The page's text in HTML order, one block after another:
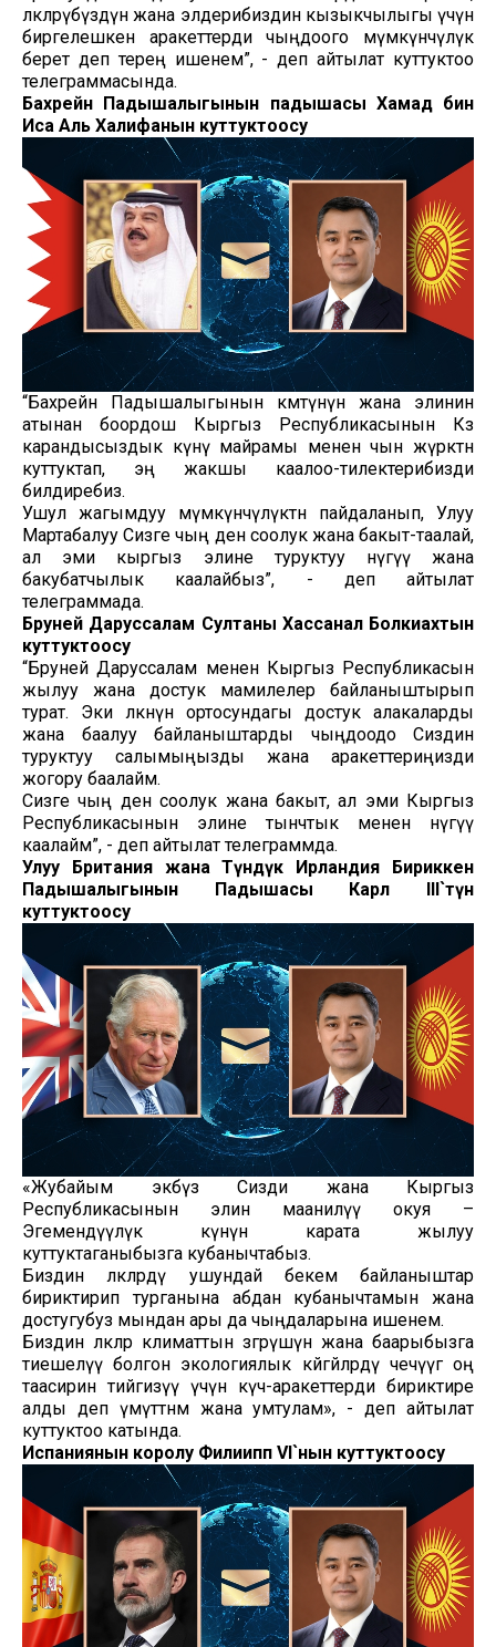
өлкөлөрүбүздүн жана элдерибиздин кызыкчылыгы үчүн
биргелешкен аракеттерди чыңдоого мүмкүнчүлүк
берет деп терең ишенем”, - деп айтылат куттуктоо
телеграммасында.
Бахрейн Падышалыгынын падышасы Хамад бин
Иса Аль Халифанын куттуктоосу
“Бахрейн Падышалыгынын өкмөтүнүн жана элинин
атынан боордош Кыргыз Республикасынын Көз
карандысыздык күнү майрамы менен чын жүрөктөн
куттуктап, эң жакшы каалоо-тилектерибизди
билдиребиз.
Ушул жагымдуу мүмкүнчүлүктөн пайдаланып, Улуу
Мартабалуу Сизге чың ден соолук жана бакыт-таалай,
ал эми кыргыз элине туруктуу өнүгүү жана
бакубатчылык каалайбыз”, - деп айтылат
телеграммада.
Бруней Даруссалам Султаны Хассанал Болкиахтын
куттуктоосу
“Бруней Даруссалам менен Кыргыз Республикасын
жылуу жана достук мамилелер байланыштырып
турат. Эки өлкөнүн ортосундагы достук алакаларды
жана баалуу байланыштарды чыңдоодо Сиздин
туруктуу салымыңызды жана аракеттериңизди
жогору баалайм.
Сизге чың ден соолук жана бакыт, ал эми Кыргыз
Республикасынын элине тынчтык менен өнүгүү
каалайм”, - деп айтылат телеграммда.
Улуу Британия жана Түндүк Ирландия Бириккен
Падышалыгынын Падышасы Карл III`түн
куттуктоосу
«Жубайым экөөбүз Сизди жана Кыргыз
Республикасынын элин маанилүү окуя –
Эгемендүүлүк күнүнө карата жылуу
куттуктаганыбызга кубанычтабыз.
Биздин өлкөлөрдү ушундай бекем байланыштар
бириктирип турганына абдан кубанычтамын жана
достугубуз мындан ары да чыңдаларына ишенем.
Биздин өлкөлөр климаттын өзгөрүшүнө жана баарыбызга
тиешелүү болгон экологиялык көйгөйлөрдү чечүүгө оң
таасирин тийгизүү үчүн күч-аракеттерди бириктире
алды деп үмүттөнөм жана умтулам», - деп айтылат
куттуктоо катында.
Испаниянын королу Филиипп VI`нын куттуктоосу